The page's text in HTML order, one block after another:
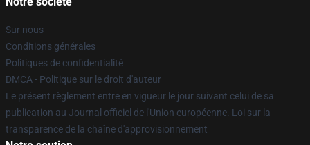
Sur nous
Conditions générales
Politiques de confidentialité
DMCA - Politique sur le droit d'auteur
Le présent règlement entre en vigueur le jour suivant celui de sa
publication au Journal officiel de l'Union européenne. Loi sur la
transparence de la chaîne d'approvisionnement